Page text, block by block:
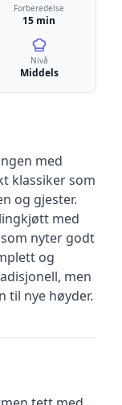
Forberedelse
15 min
Nivå
Middels
med
klassiker som
og gjester.
med
nyter godt
og
men
til nye høyder.